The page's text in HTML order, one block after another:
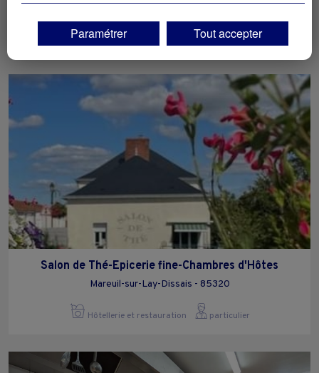
Pontchâteau - 44160
Hôtellerie et restauration particulier
Salon de Thé-Epicerie fine-Chambres d'Hôtes
Mareuil-sur-Lay-Dissais - 85320
Hôtellerie et restauration particulier
vos centres d'intérêt. Seuls lescookies/traceurs techniquesseront
déposés et lus sur votre terminal.
Vous pouvez exprimer vos choix en cliquant sur "Tout accepter",
"Continuer sans accepter" ou "Paramétrer", et les modifier à tout
moment en cliquant sur le lien "Paramétrez vos choix" situé en bas de
Paramétrer Tout accepter